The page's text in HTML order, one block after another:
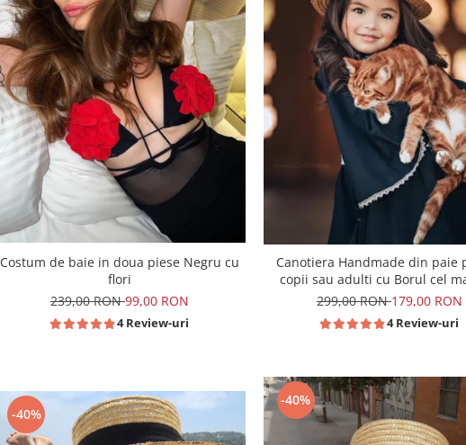
Costum de baie in doua piese Negru cu
flori
239,00 RON99,00 RON
4 Review-uri
Canotiera Handmade din paie
copii sau adulti cu Borul cel
299,00 RON179,00 RON
4 Review-uri
-40%
-40%